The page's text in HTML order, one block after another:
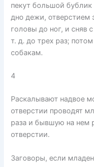
пекут большой
дно дежи, отверстием
головы до ног, и сняв
т. д. до трех раз;
собакам.
4
Раскалывают надвое
отверстии проводят
раза и бывшую на нем
отверстии.
Заговоры, если